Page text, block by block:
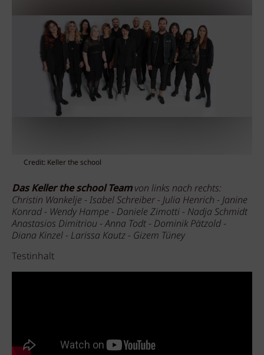
Credit: Keller the school
Das Keller the school Teamvon links nach rechts:
Christin Wankelje - Isabel Schreiber - Julia Henrich - Janine
Konrad - Wendy Hampe - Daniele Zimotti - Nadja Schmidt
Anastasios Dimitriou - Anna Todt - Dominik Pätzold -
Diana Kinzel - Larissa Kautz - Gizem Tüney
Testinhalt